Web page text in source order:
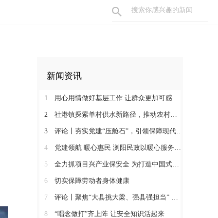
新闻资讯
1 用心用情做好基层工作 让群众更加可感可及
2 社港镇探索单村供水新路径，推动农村安全饮水提质升级
3 评论丨夯实党建“压舱石”，引领保障现代化建设新征程
4 党建领航 暖心惠民 浏阳民政以暖心服务书写惠民答卷
5 全力抓项目兴产业保安全 为打造中国式现代化县域示范作出更大贡献
6 切实保障劳动者身体健康
7 评论丨聚焦“大县挑大梁、强县强担当” 保持定力真抓实干奋发作为
8 “唱念做打”齐上阵 让安全知识活起来